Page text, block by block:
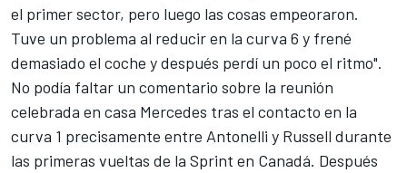
el primer sector, pero luego las cosas empeoraron.
Tuve un problema al reducir en la curva 6 y frené
demasiado el coche y después perdí un poco el ritmo".
No podía faltar un comentario sobre la reunión
celebrada en casa Mercedes tras el contacto en la
curva 1 precisamente entre Antonelli y Russell durante
las primeras vueltas de la Sprint en Canadá. Después